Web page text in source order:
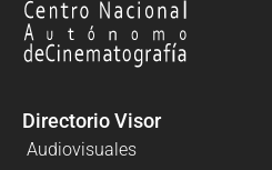
Directorio Visor
Audiovisuales